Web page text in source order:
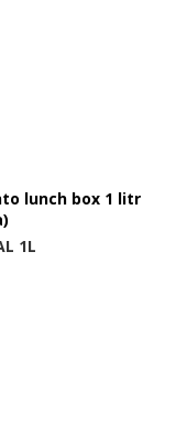
lunch box 1 litr
1L